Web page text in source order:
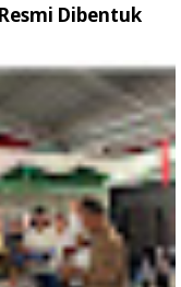
Dibentuk